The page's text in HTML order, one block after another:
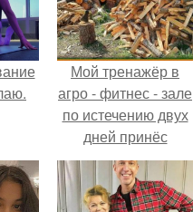
Мой тренажёр в
агро - фитнес - зале
по истечению двух
дней принёс
ощутимый
результат.